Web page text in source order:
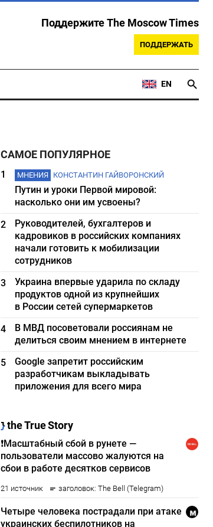
Поддержите The Moscow Times
ПОДДЕРЖАТЬ
EN
САМОЕ ПОПУЛЯРНОЕ
1 МНЕНИЯ КОНСТАНТИН ГАЙВОРОНСКИЙ
Путин и уроки Первой мировой:
насколько они им усвоены?
2
Руководителей, бухгалтеров и
кадровиков в российских компаниях
начали готовить к мобилизации
сотрудников
3
Украина впервые ударила по складу
продуктов одной из крупнейших
в России сетей супермаркетов
4
В МВД посоветовали россиянам не
делиться своим мнением в интернете
5
Google запретит российским
разработчикам выкладывать
приложения для всего мира